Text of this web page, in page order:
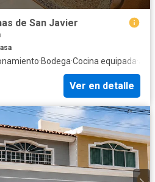
de San Javier
·Bodega·Cocina equipada
Ver en detalle